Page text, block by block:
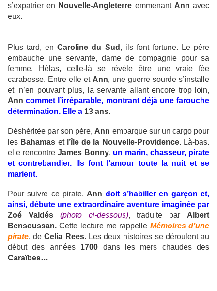
s’expatrier en Nouvelle-Angleterre emmenant Ann avec
eux.
Plus tard, enCaroline du Sud , ils font fortune. Le père
embauche une servante, dame de compagnie pour sa
femme. Hélas, celle-là se révèle être une vraie fée
carabosse. Entre elle et Ann, une guerre sourde s’installe
et, n’en pouvant plus, la servante allant encore trop loin,
Ann commet l’irréparable, montrant déjà une farouche
détermination. Elle a 13 ans.
Déshéritée par son père, Ann embarque sur un cargo pour
les Bahamas et l’île de la Nouvelle-Providence. Là-bas,
elle rencontre James Bonny, un marin, chasseur, pirate
et contrebandier. Ils font l’amour toute la nuit et se
marient.
Pour suivre ce pirate, Ann doit s’habiller en garçon et,
ainsi, débute une extraordinaire aventure imaginée par
Zoé Valdés (photo ci-dessous), traduite par Albert
Bensoussan. Cette lecture me rappelle Mémoires d’une
pirate, deCelia Rees. Les deux histoires se déroulent au
début des années 1700 dans les mers chaudes des
Caraïbes…